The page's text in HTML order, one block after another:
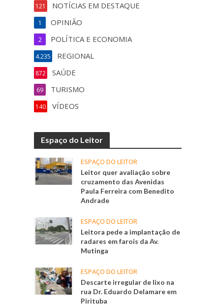
NOTÍCIAS EM DESTAQUE
121
OPINIÃO
1
POLÍTICA E ECONOMIA
2
REGIONAL
4.235
SAÚDE
872
TURISMO
69
VÍDEOS
140
Espaço do Leitor
ESPAÇO DO LEITOR
Leitor quer avaliação sobre
cruzamento das Avenidas
Paula Ferreira com Benedito
Andrade
ESPAÇO DO LEITOR
Leitora pede a implantação de
radares em farois da Av.
Mutinga
ESPAÇO DO LEITOR
Descarte irregular de lixo na
rua Dr. Eduardo Delamare em
Pirituba